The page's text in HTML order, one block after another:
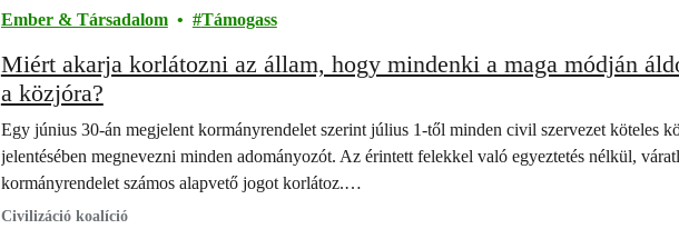
Ember & Társadalom Támogass
Miért akarja korlátozni az állam, hogy mindenki a maga módján
a közjóra?
Egy június 30-án megjelent kormányrendelet szerint július 1-től minden civil szervezet köteles
jelentésében megnevezni minden adományozót. Az érintett felekkel való egyeztetés nélkül,
kormányrendelet számos alapvető jogot korlátoz.…
Civilizáció koalíció